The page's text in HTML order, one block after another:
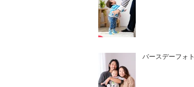
バースデーフォト